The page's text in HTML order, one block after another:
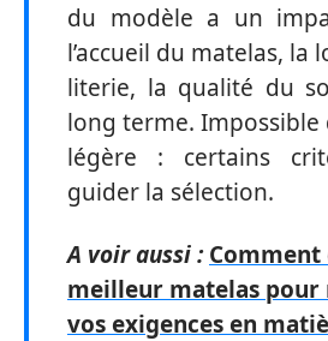
du modèle a un
l’accueil du matelas, la
literie, la qualité du
long terme. Impossible
légère : certains
guider la sélection.
A voir aussi :
meilleur matelas pour
vos exigences en